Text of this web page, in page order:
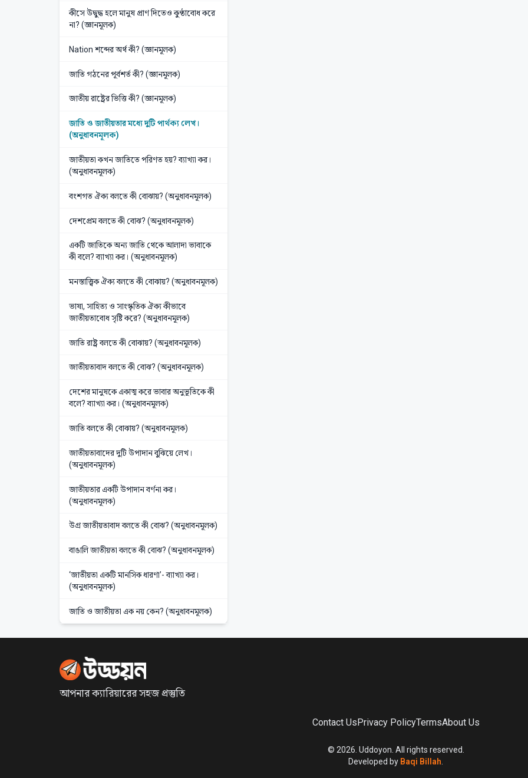
কীসে উদ্বুদ্ধ হলে মানুষ প্রাণ দিতেও কুণ্ঠাবোধ করে
না? (জ্ঞানমূলক)
Nation শব্দের অর্থ কী? (জ্ঞানমূলক)
জাতি গঠনের পূর্বশর্ত কী? (জ্ঞানমূলক)
জাতীয় রাষ্ট্রের ভিত্তি কী? (জ্ঞানমূলক)
জাতি ও জাতীয়তার মধ্যে দুটি পার্থক্য লেখ।
(অনুধাবনমূলক)
জাতীয়তা কখন জাতিতে পরিণত হয়? ব্যাখ্যা কর।
(অনুধাবনমূলক)
বংশগত ঐক্য বলতে কী বোঝায়? (অনুধাবনমূলক)
দেশপ্রেম বলতে কী বোঝ? (অনুধাবনমূলক)
একটি জাতিকে অন্য জাতি থেকে আলাদা ভাবাকে
কী বলে? ব্যাখ্যা কর। (অনুধাবনমূলক)
মনস্তাত্ত্বিক ঐক্য বলতে কী বোঝায়? (অনুধাবনমূলক)
ভাষা, সাহিত্য ও সাংস্কৃতিক ঐক্য কীভাবে
জাতীয়তাবোধ সৃষ্টি করে? (অনুধাবনমূলক)
জাতি রাষ্ট্র বলতে কী বোঝায়? (অনুধাবনমূলক)
জাতীয়তাবাদ বলতে কী বোঝ? (অনুধাবনমূলক)
দেশের মানুষকে একাত্ম করে ভাবার অনুভূতিকে কী
বলে? ব্যাখ্যা কর। (অনুধাবনমূলক)
জাতি বলতে কী বোঝায়? (অনুধাবনমূলক)
জাতীয়তাবাদের দুটি উপাদান বুঝিয়ে লেখ।
(অনুধাবনমূলক)
জাতীয়তার একটি উপাদান বর্ণনা কর।
(অনুধাবনমূলক)
উগ্র জাতীয়তাবাদ বলতে কী বোঝ? (অনুধাবনমূলক)
বাঙালি জাতীয়তা বলতে কী বোঝ? (অনুধাবনমূলক)
‘জাতীয়তা একটি মানসিক ধারণা’- ব্যাখ্যা কর।
(অনুধাবনমূলক)
জাতি ও জাতীয়তা এক নয় কেন? (অনুধাবনমূলক)
আপনার ক্যারিয়ারের সহজ প্রস্তুতি
Contact UsPrivacy PolicyTermsAbout Us
© 2026 . Uddoyon. All rights reserved.
Developed by Baqi Billah